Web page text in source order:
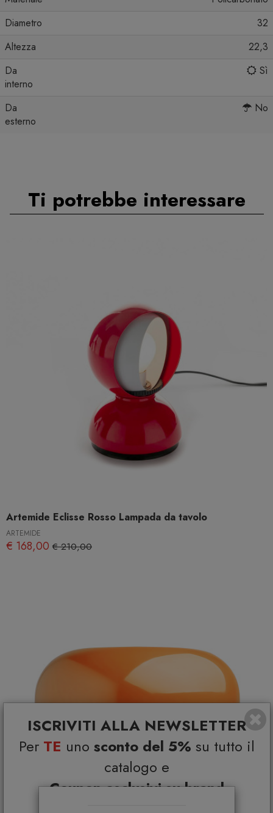
ISCRIVITI ALLA NEWSLETTER
Per TE uno sconto del 5% su tutto il
catalogo e
Coupon esclusivi su brand
Diametro
32
Altezza
22,3
Da
interno
Sì
Da
esterno
No
Ti potrebbe interessare
Artemide Eclisse Rosso Lampada da tavolo
ARTEMIDE
€ 168,00 € 210,00